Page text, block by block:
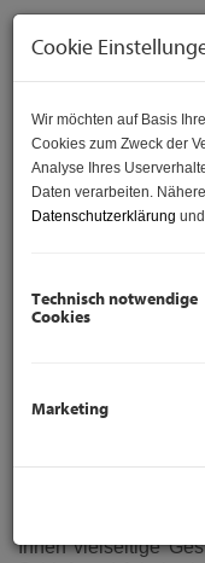
Beschreibung
1160 Wien! Diese
bietet Ihnen auf
und komfortables
nur ca. 850,00 €
Möglichkeit dar, um
Die Wohnung
Ihnen vielseitige
Cookie
Wir möchten auf Basis
Cookies zum Zweck der
Analyse Ihres
Daten verarbeiten.
Datenschutzerklärung
Technisch notwendige
Cookies
Marketing